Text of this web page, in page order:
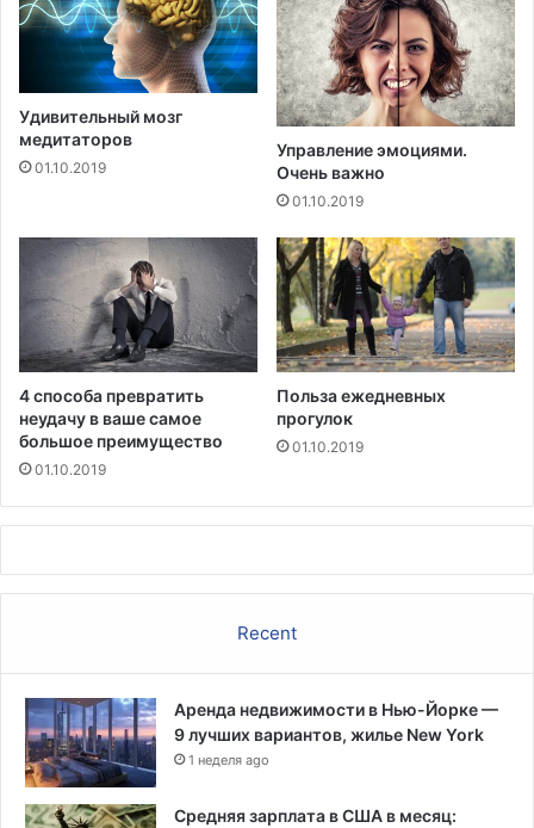
е
н
о
в
к
Удивительный мозг
медитаторов
01.10.2019
Управление эмоциями.
Очень важно
01.10.2019
4 способа превратить
неудачу в ваше самое
большое преимущество
01.10.2019
Польза ежедневных
прогулок
01.10.2019
Recent
Аренда недвижимости в Нью-Йорке —
9 лучших вариантов, жилье New York
1 неделя ago
Средняя зарплата в США в месяц: